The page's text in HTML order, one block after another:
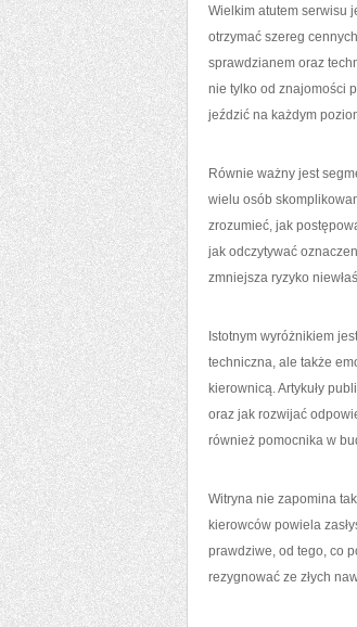
Wielkim atutem serwisu
otrzymać szereg
sprawdzianem oraz
nie tylko od znajomości
jeździć na każdym
Równie ważny jest
wielu osób
zrozumieć, jak
jak odczytywać
zmniejsza ryzyko
Istotnym wyróżnikiem
techniczna, ale także
kierownicą. Artykuły
oraz jak rozwijać
również pomocnika w
Witryna nie zapomina
kierowców powiela
prawdziwe, od tego, co
rezygnować ze złych